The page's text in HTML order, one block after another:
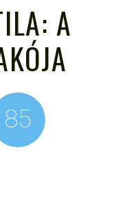
A
85